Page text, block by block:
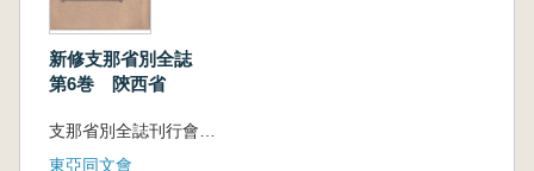
新修支那省別全誌
第6巻 陝西省
東亞同文會